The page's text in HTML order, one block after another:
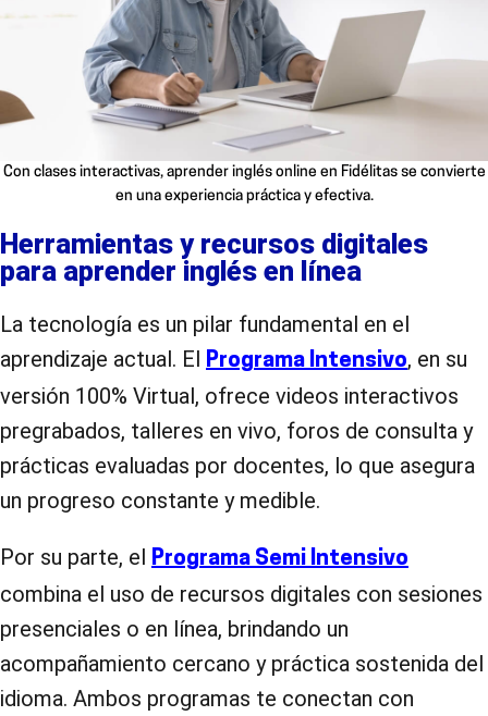
Con clases interactivas, aprender inglés online en Fidélitas se convierte
en una experiencia práctica y efectiva.
Herramientas y recursos digitales
para aprender inglés en línea
La tecnología es un pilar fundamental en el
aprendizaje actual. El Programa Intensivo, en su
versión 100% Virtual, ofrece videos interactivos
pregrabados, talleres en vivo, foros de consulta y
prácticas evaluadas por docentes, lo que asegura
un progreso constante y medible.
Por su parte, el Programa Semi Intensivo
combina el uso de recursos digitales con sesiones
presenciales o en línea, brindando un
acompañamiento cercano y práctica sostenida del
idioma. Ambos programas te conectan con